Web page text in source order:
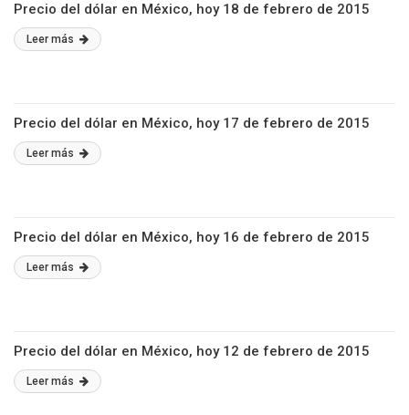
Precio del dólar en México, hoy 18 de febrero de 2015
Leer más
Precio del dólar en México, hoy 17 de febrero de 2015
Leer más
Precio del dólar en México, hoy 16 de febrero de 2015
Leer más
Precio del dólar en México, hoy 12 de febrero de 2015
Leer más